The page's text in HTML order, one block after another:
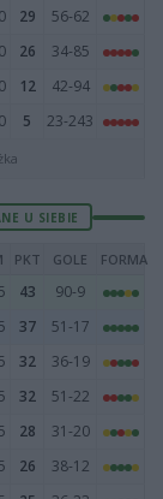
29
56-62
26
34-85
12
42-94
5 23-243
U SIEBIE
PKT GOLE FORMA
43
90-9
37
51-17
32
36-19
32
51-22
28
31-20
26
38-12